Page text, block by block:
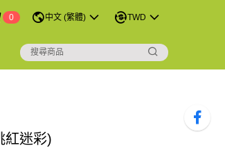
0 中文 (繁體) TWD
紅迷彩)